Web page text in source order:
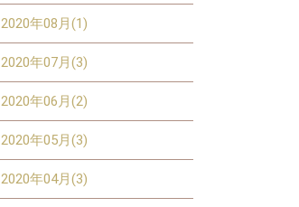
2020年08月(1)
2020年07月(3)
2020年06月(2)
2020年05月(3)
2020年04月(3)